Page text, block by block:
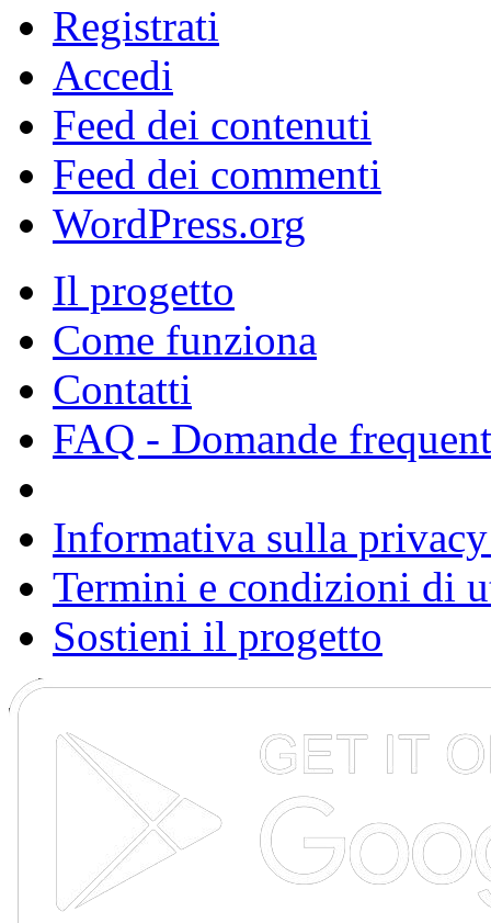
Registrati
Accedi
Feed dei contenuti
Feed dei commenti
WordPress.org
Il progetto
Come funziona
Contatti
FAQ - Domande
Informativa sulla
Termini e condizioni di
Sostieni il progetto